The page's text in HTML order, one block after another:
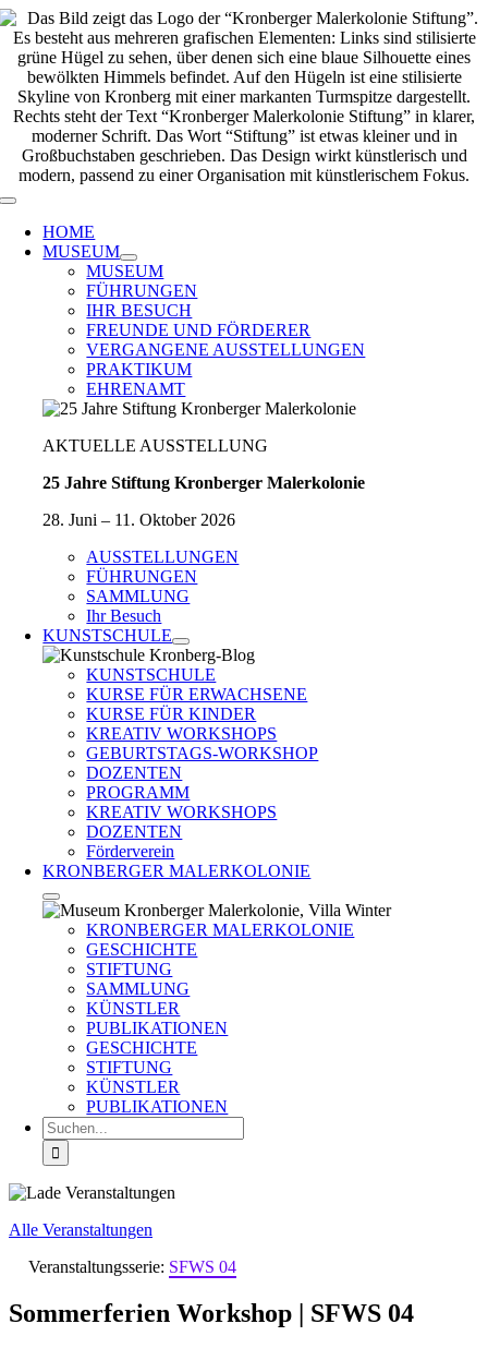
Zum
Inhalt
springen
Toggle
Navigation
HOME
MUSEUM
MUSEUM
FÜHRUNGEN
IHR BESUCH
FREUNDE UND FÖRDERER
VERGANGENE AUSSTELLUNGEN
PRAKTIKUM
EHRENAMT
AKTUELLE AUSSTELLUNG
25 Jahre Stiftung Kronberger Malerkolonie
28. Juni – 11. Oktober 2026
AUSSTELLUNGEN
FÜHRUNGEN
SAMMLUNG
Ihr Besuch
KUNSTSCHULE
KUNSTSCHULE
KURSE FÜR ERWACHSENE
KURSE FÜR KINDER
KREATIV WORKSHOPS
GEBURTSTAGS-WORKSHOP
DOZENTEN
PROGRAMM
KREATIV WORKSHOPS
DOZENTEN
Förderverein
KRONBERGER MALERKOLONIE
KRONBERGER MALERKOLONIE
GESCHICHTE
STIFTUNG
SAMMLUNG
KÜNSTLER
PUBLIKATIONEN
GESCHICHTE
STIFTUNG
KÜNSTLER
PUBLIKATIONEN
Suche
nach:
Alle Veranstaltungen
Veranstaltungsserie: SFWS 04
Sommerferien Workshop | SFWS 04